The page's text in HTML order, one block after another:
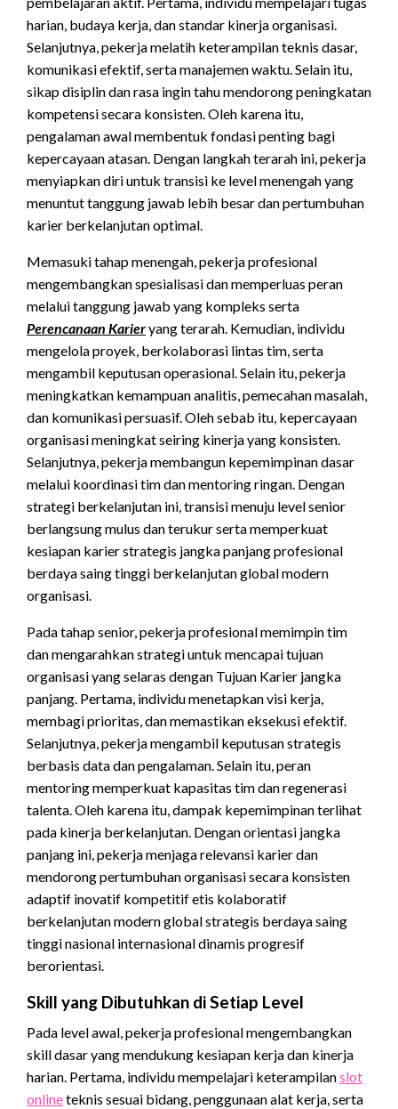
harian, budaya kerja, dan standar kinerja organisasi.
Selanjutnya, pekerja melatih keterampilan teknis dasar,
komunikasi efektif, serta manajemen waktu. Selain itu,
sikap disiplin dan rasa ingin tahu mendorong peningkatan
kompetensi secara konsisten. Oleh karena itu,
pengalaman awal membentuk fondasi penting bagi
kepercayaan atasan. Dengan langkah terarah ini, pekerja
menyiapkan diri untuk transisi ke level menengah yang
menuntut tanggung jawab lebih besar dan pertumbuhan
karier berkelanjutan optimal.
Memasuki tahap menengah, pekerja profesional
mengembangkan spesialisasi dan memperluas peran
melalui tanggung jawab yang kompleks serta
Perencanaan Karieryang terarah. Kemudian, individu
mengelola proyek, berkolaborasi lintas tim, serta
mengambil keputusan operasional. Selain itu, pekerja
meningkatkan kemampuan analitis, pemecahan masalah,
dan komunikasi persuasif. Oleh sebab itu, kepercayaan
organisasi meningkat seiring kinerja yang konsisten.
Selanjutnya, pekerja membangun kepemimpinan dasar
melalui koordinasi tim dan mentoring ringan. Dengan
strategi berkelanjutan ini, transisi menuju level senior
berlangsung mulus dan terukur serta memperkuat
kesiapan karier strategis jangka panjang profesional
berdaya saing tinggi berkelanjutan global modern
organisasi.
Pada tahap senior, pekerja profesional memimpin tim
dan mengarahkan strategi untuk mencapai tujuan
organisasi yang selaras dengan Tujuan Karier jangka
panjang. Pertama, individu menetapkan visi kerja,
membagi prioritas, dan memastikan eksekusi efektif.
Selanjutnya, pekerja mengambil keputusan strategis
berbasis data dan pengalaman. Selain itu, peran
mentoring memperkuat kapasitas tim dan regenerasi
talenta. Oleh karena itu, dampak kepemimpinan terlihat
pada kinerja berkelanjutan. Dengan orientasi jangka
panjang ini, pekerja menjaga relevansi karier dan
mendorong pertumbuhan organisasi secara konsisten
adaptif inovatif kompetitif etis kolaboratif
berkelanjutan modern global strategis berdaya saing
tinggi nasional internasional dinamis progresif
berorientasi.
Skill yang Dibutuhkan di Setiap Level
Pada level awal, pekerja profesional mengembangkan
skill dasar yang mendukung kesiapan kerja dan kinerja
harian. Pertama, individu mempelajari keterampilanslot
onlineteknis sesuai bidang, penggunaan alat kerja, serta